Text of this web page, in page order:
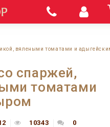
вялеными томатами и
спаржей,
томатами
10343 0